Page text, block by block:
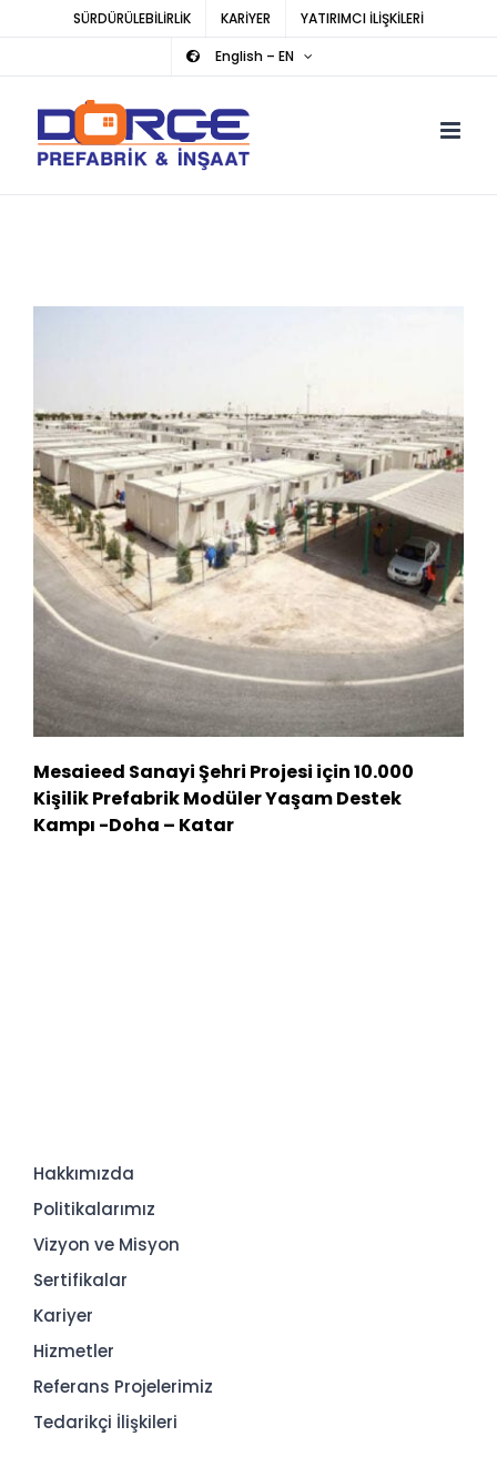
SÜRDÜRÜLEBİLİRLİK KARİYER
YATIRIMCI İLİŞKİLERİ
English – EN
Mesaieed Sanayi Şehri Projesi için 10.000
Kişilik Prefabrik Modüler Yaşam Destek
Kampı -Doha – Katar
Hakkımızda
Politikalarımız
Vizyon ve Misyon
Sertifikalar
Kariyer
Hizmetler
Referans Projelerimiz
Tedarikçi İlişkileri